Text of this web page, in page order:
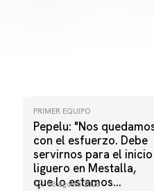
PRIMER EQUIPO
Pepelu: "Nos
con el esfuerzo. Debe
servirnos para el inicio
liguero en Mestalla,
que lo estamos
08 agosto 2026